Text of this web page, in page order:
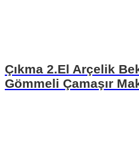
Çıkma 2.El Arçelik
Gömmeli Çamaşır